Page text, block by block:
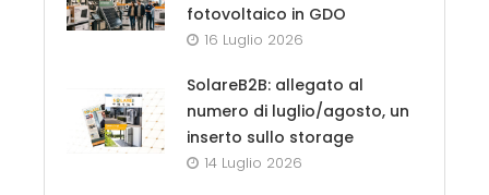
fotovoltaico in GDO
16 Luglio 2026
SolareB2B: allegato al
numero di luglio/agosto, un
inserto sullo storage
14 Luglio 2026